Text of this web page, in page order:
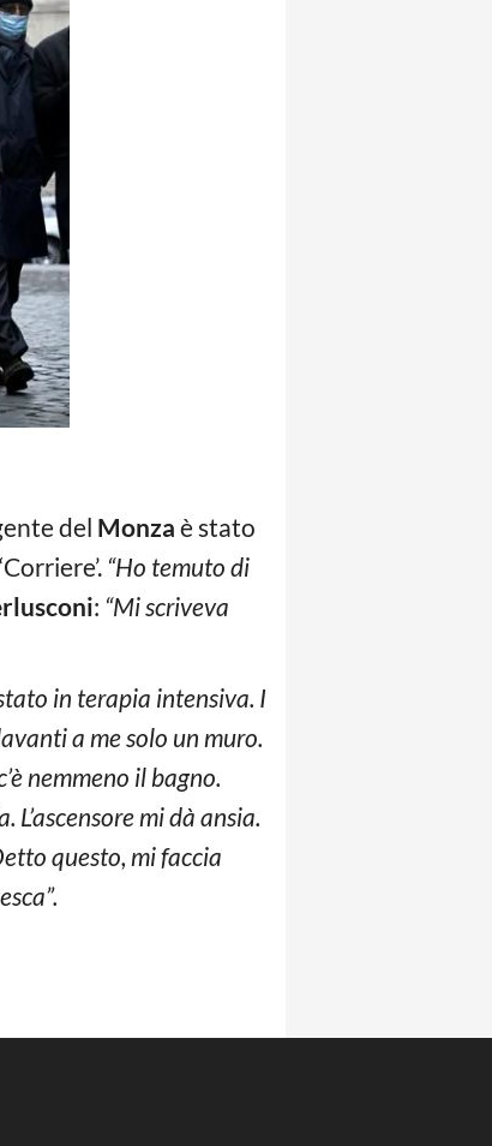
del Monza è stato
“Ho temuto di
: “Mi scriveva
in terapia intensiva. I
a me solo un muro.
nemmeno il bagno.
mi dà ansia.
questo, mi faccia